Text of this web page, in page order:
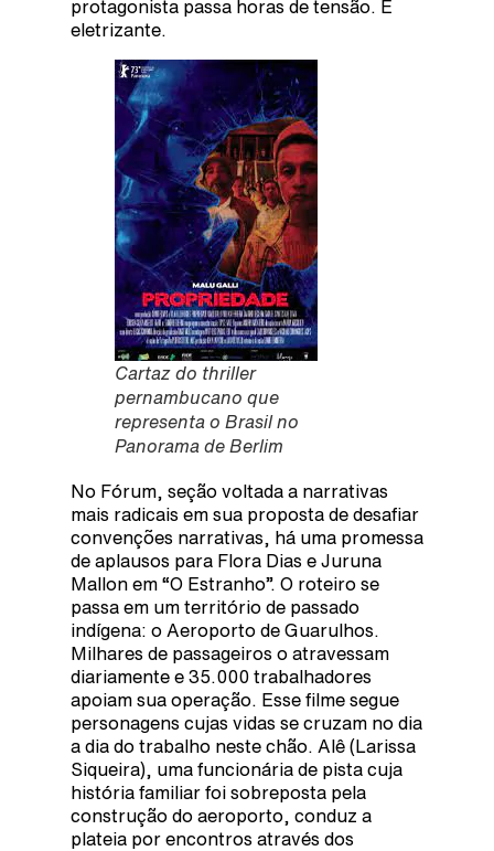
protagonista passa horas de tensão. É
eletrizante.
Cartaz do thriller
pernambucano que
representa o Brasil no
Panorama de Berlim
No Fórum, seção voltada a narrativas
mais radicais em sua proposta de desafiar
convenções narrativas, há uma promessa
de aplausos para Flora Dias e Juruna
Mallon em “O Estranho”. O roteiro se
passa em um território de passado
indígena: o Aeroporto de Guarulhos.
Milhares de passageiros o atravessam
diariamente e 35.000 trabalhadores
apoiam sua operação. Esse filme segue
personagens cujas vidas se cruzam no dia
a dia do trabalho neste chão. Alê (Larissa
Siqueira), uma funcionária de pista cuja
história familiar foi sobreposta pela
construção do aeroporto, conduz a
plateia por encontros através dos